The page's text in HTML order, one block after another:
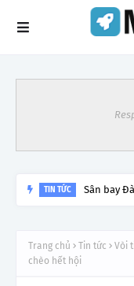
TIN TỨC Sân bay
Trang chủ Tin tức
Vòi
chèo hết hội